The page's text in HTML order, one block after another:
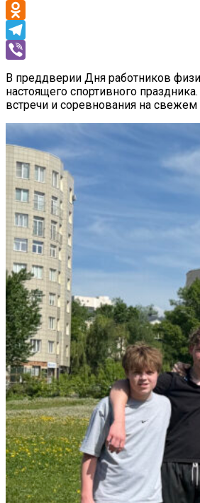
Twitter
Odnoklassniki
Telegram
В преддверии Дня работников
настоящего спортивного
встречи и соревнования на свежем